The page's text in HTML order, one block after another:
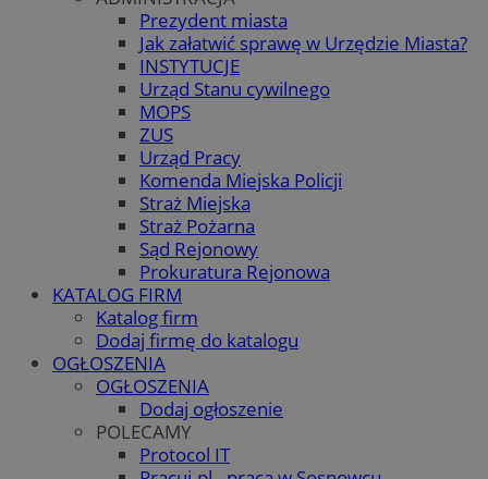
Prezydent miasta
Jak załatwić sprawę w Urzędzie Miasta?
INSTYTUCJE
Urząd Stanu cywilnego
MOPS
ZUS
Urząd Pracy
Komenda Miejska Policji
Straż Miejska
Straż Pożarna
Sąd Rejonowy
Prokuratura Rejonowa
KATALOG FIRM
Katalog firm
Dodaj firmę do katalogu
OGŁOSZENIA
OGŁOSZENIA
Dodaj ogłoszenie
POLECAMY
Protocol IT